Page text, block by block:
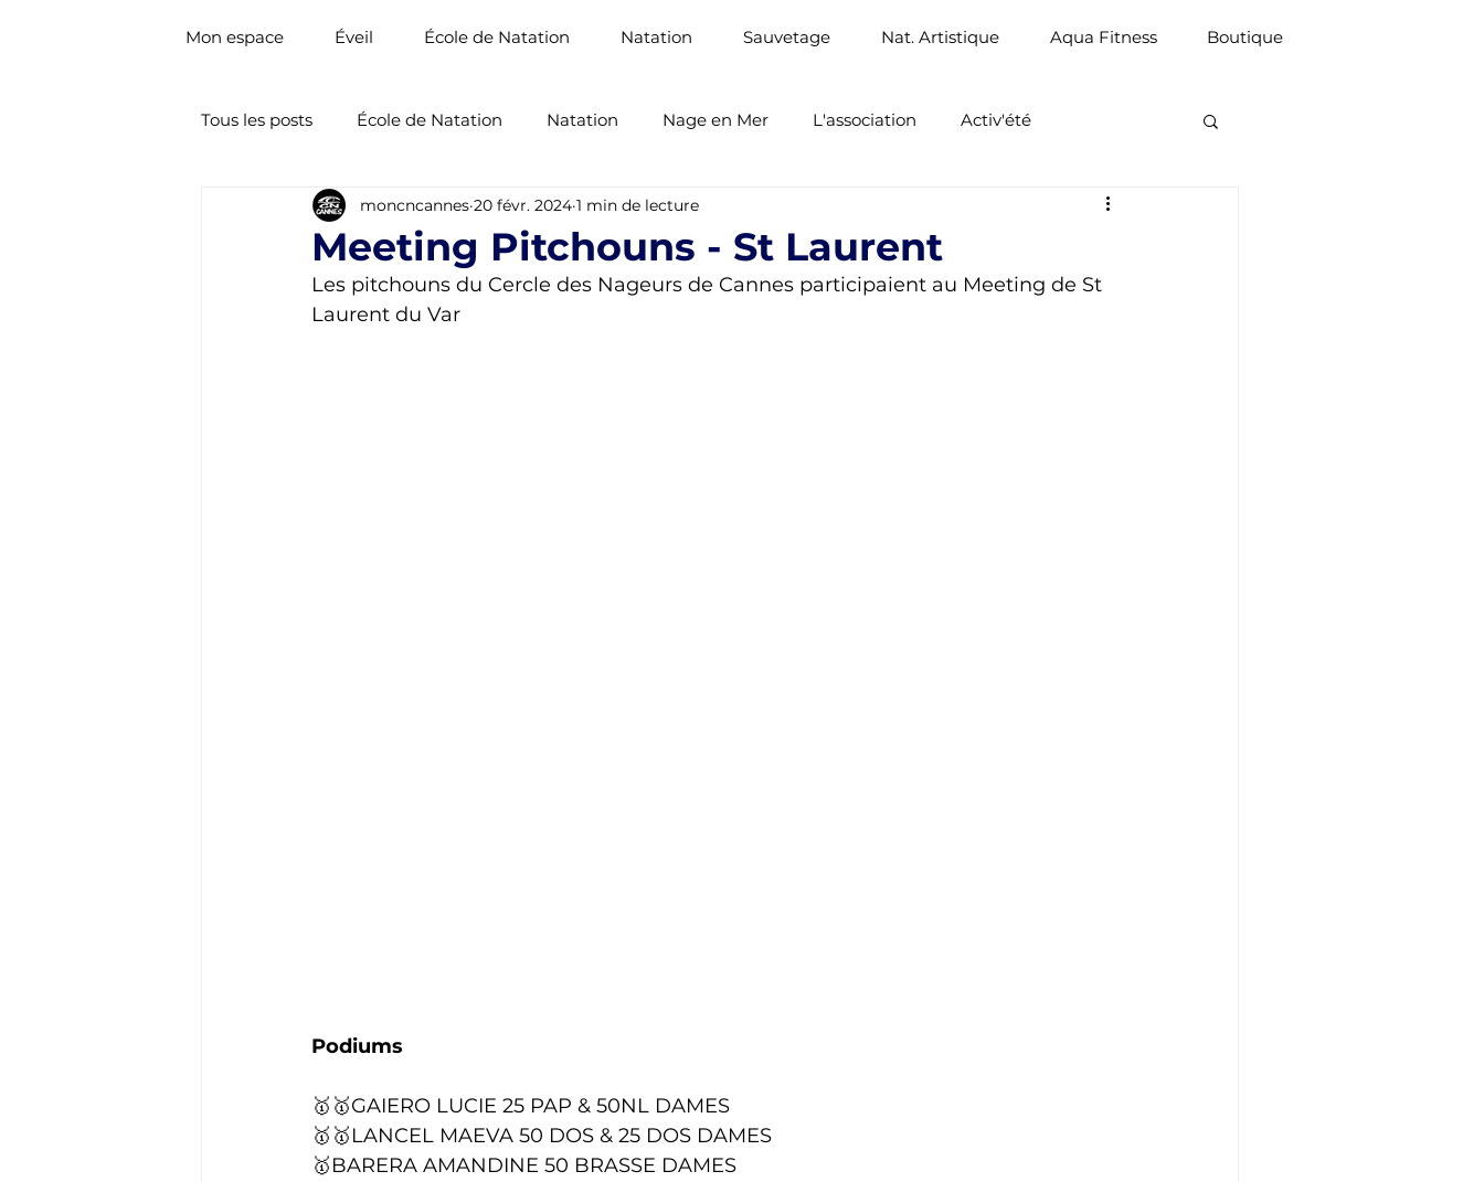
Mon espace Éveil École de Natation Natation Sauvetage Nat. Artistique Aqua Fitness Boutique
Tous les posts École de Natation Natation Nage en Mer L'association Activ'été
Nat. Artistique Natation Santé Sauvetage Sportif
Meeting Pitchouns - St Laurent
moncncannes 20 févr. 2024 1 min de lecture
Les pitchouns du Cercle des Nageurs de Cannes participaient au Meeting de St
Laurent du Var
Podiums
🥇🥇GAIERO LUCIE 25 PAP & 50NL DAMES
🥇🥇LANCEL MAEVA 50 DOS & 25 DOS DAMES
🥇BARERA AMANDINE 50 BRASSE DAMES